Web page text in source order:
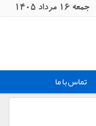
جمعه 16 مرداد 1405
تماس با ما